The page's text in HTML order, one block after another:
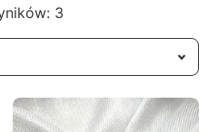
3